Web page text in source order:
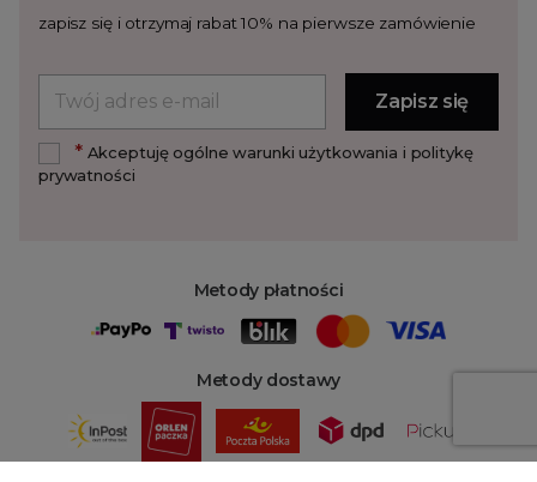
Metody płatności
Metody dostawy
zapisz się i otrzymaj rabat 10% na pierwsze zamówienie
*Akceptuję ogólne warunki użytkowania i politykę
prywatności